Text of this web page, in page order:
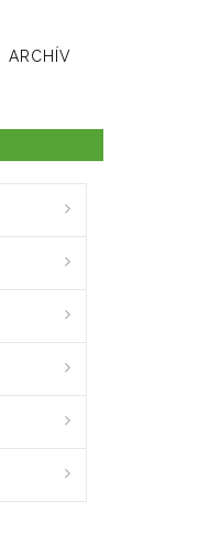
ARCHÍV